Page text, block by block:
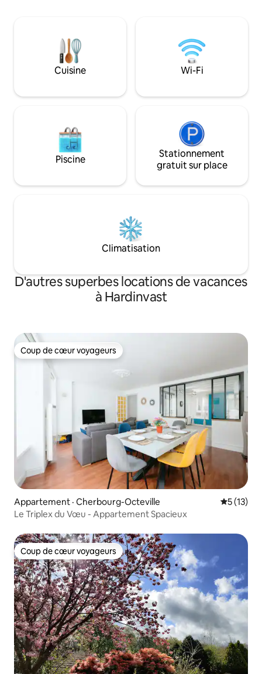
et les paysages sauvages du Cotentin,
entre nature, évasion et
ressourcement.
canapé relax
terrasse et
Cuisine Wi-Fi
Piscine
Stationnement
gratuit sur place
Climatisation
D'autres superbes locations de vacances
à Hardinvast
Coup de cœur voyageurs
Coup de cœur voyageurs
Appartement · Cherbourg-Octeville Note
5 (13)
Le Triplex du Vœu - Appartement Spacieux
Coup de cœur voyageurs
Coup de cœur voyageurs